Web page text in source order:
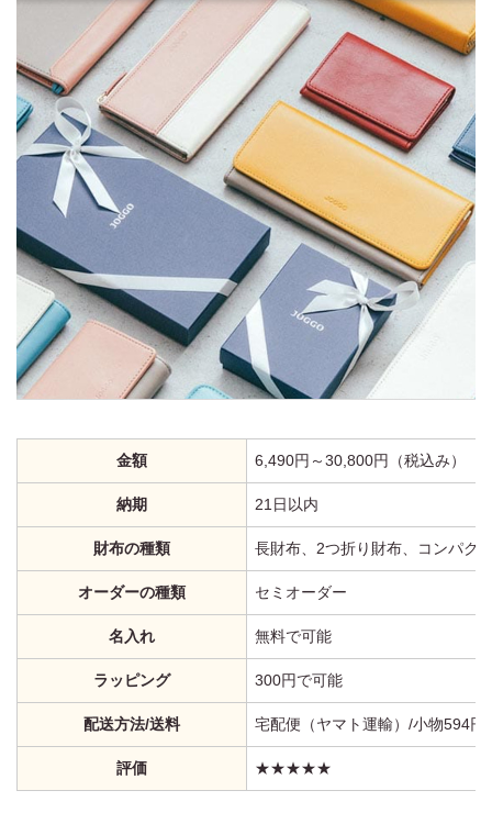
金額 6,490円～30,800円（税込み）
納期 21日以内
財布の種類 長財布、2つ折り財布、コンパク
オーダーの種類 セミオーダー
名入れ 無料で可能
ラッピング 300円で可能
配送方法/送料 宅配便（ヤマト運輸）/小物594円
評価 ★★★★★